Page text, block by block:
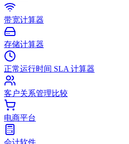
带宽计算器
存储计算器
正常运行时间 SLA 计算器
客户关系管理比较
电商平台
会计软件